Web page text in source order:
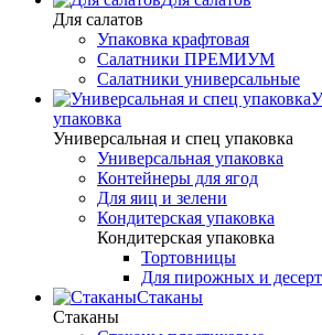
Для салатов
Упаковка крафтовая
Салатники ПРЕМИУМ
Салатники универсальные
упаковка
Универсальная и спец упаковка
Универсальная упаковка
Контейнеры для ягод
Для яиц и зелени
Кондитерская упаковка
Кондитерская упаковка
Тортовницы
Для пирожных и
Стаканы
Стаканы